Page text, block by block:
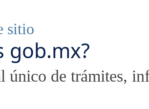
sitio
gob.mx?
único de trámites,